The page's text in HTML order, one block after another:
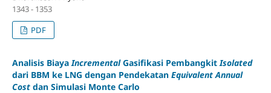
1343 - 1353
PDF
Analisis Biaya IncrementalGasifikasi Pembangkit Isolated
dari BBM ke LNG dengan Pendekatan Equivalent Annual
Costdan Simulasi Monte Carlo